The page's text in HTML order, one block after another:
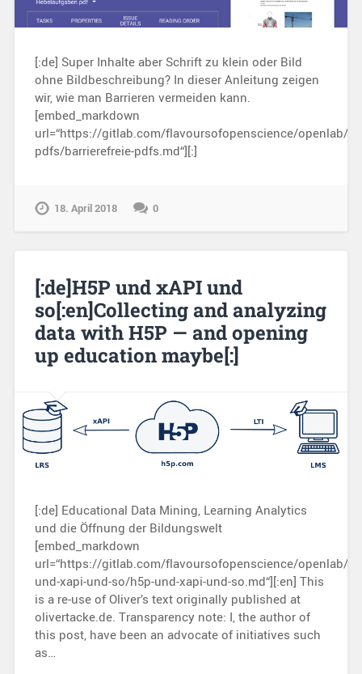
[:de] Super Inhalte aber Schrift zu klein oder Bild
ohne Bildbeschreibung? In dieser Anleitung zeigen
wir, wie man Barrieren vermeiden kann.
[embed_markdown
url=“https://gitlab.com/flavoursofopenscience/openlab/
pdfs/barrierefreie-pdfs.md“][:]
18. April 2018 0
[:de]H5P und xAPI und
so[:en]Collecting and analyzing
data with H5P — and opening
up education maybe[:]
[:de] Educational Data Mining, Learning Analytics
und die Öffnung der Bildungswelt
[embed_markdown
url=“https://gitlab.com/flavoursofopenscience/openlab/
und-xapi-und-so/h5p-und-xapi-und-so.md“][:en] This
is a re-use of Oliver’s text originally published at
olivertacke.de. Transparency note: I, the author of
this post, have been an advocate of initiatives such
as…